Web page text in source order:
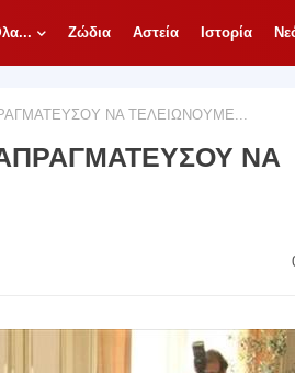
Ζώδια Αστεία Ιστορία
ΝΑ ΤΕΛΕΙΩΝΟΥΜΕ...
ΝΑ